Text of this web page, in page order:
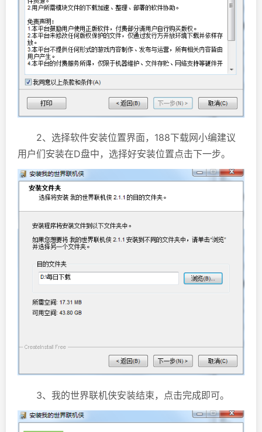
2、选择软件安装位置界面，188下载网小编建议
用户们安装在D盘中，选择好安装位置点击下一步。
3、我的世界联机侠安装结束，点击完成即可。